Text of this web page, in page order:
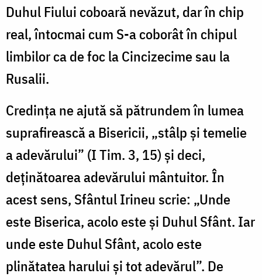
Duhul Fiului coboară nevăzut, dar în chip
real, întocmai cum S-a coborât în chipul
limbilor ca de foc la Cincizecime sau la
Rusalii.
Credinţa ne ajută să pătrundem în lumea
suprafirească a Bisericii, „stâlp şi temelie
a adevărului” (I Tim. 3, 15) şi deci,
deţinătoarea adevărului mântuitor. În
acest sens, Sfântul Irineu scrie: „Unde
este Biserica, acolo este şi Duhul Sfânt. Iar
unde este Duhul Sfânt, acolo este
plinătatea harului şi tot adevărul”. De